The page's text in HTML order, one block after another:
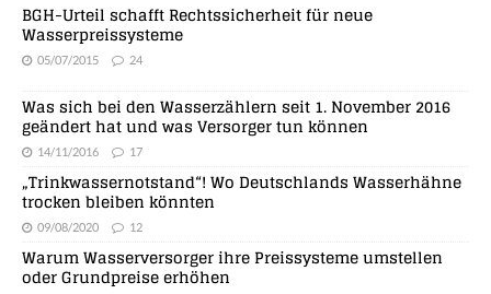
BGH-Urteil schafft Rechtssicherheit für neue
Wasserpreissysteme
05/07/2015 24
Was sich bei den Wasserzählern seit 1. November 2016
geändert hat und was Versorger tun können
14/11/2016 17
„Trinkwassernotstand“! Wo Deutschlands Wasserhähne
trocken bleiben könnten
09/08/2020 12
Warum Wasserversorger ihre Preissysteme umstellen
oder Grundpreise erhöhen